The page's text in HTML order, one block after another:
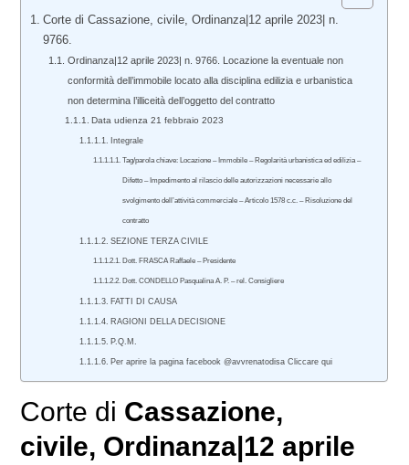
Corte di Cassazione, civile, Ordinanza|12 aprile 2023| n.
9766.
Ordinanza|12 aprile 2023| n. 9766. Locazione la eventuale non
conformità dell’immobile locato alla disciplina edilizia e urbanistica
non determina l’illiceità dell’oggetto del contratto
Data udienza 21 febbraio 2023
Integrale
Tag/parola chiave: Locazione – Immobile – Regolarità urbanistica ed edilizia –
Difetto – Impedimento al rilascio delle autorizzazioni necessarie allo
svolgimento dell’attività commerciale – Articolo 1578 c.c. – Risoluzione del
contratto
SEZIONE TERZA CIVILE
Dott. FRASCA Raffaele – Presidente
Dott. CONDELLO Pasqualina A. P. – rel. Consigliere
FATTI DI CAUSA
RAGIONI DELLA DECISIONE
P.Q.M.
Per aprire la pagina facebook @avvrenatodisa Cliccare qui
Corte di Cassazione,
civile, Ordinanza|12 aprile